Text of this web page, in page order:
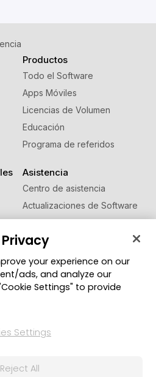
Productos
Todo el Software
Apps Móviles
Licencias de Volumen
Educación
Programa de referidos
Asistencia
Centro de asistencia
Actualizaciones de Software
Centro de Aprendizaje
Cambiar región
your experience on our
ads, and analyze our
Settings" to provide
Settings
Reject All